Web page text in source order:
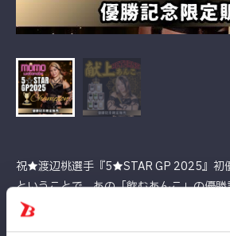
祝★渡辺桃選手『5★STAR GP 2025』初
ということで、あの「飲むあんこ」の優
今すぐ「優勝記念ステッカーつき飲むあ